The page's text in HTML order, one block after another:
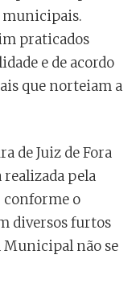
municipais.
praticados
e de acordo
que norteiam a
de Juiz de Fora
pela
conforme o
diversos furtos
Municipal não se